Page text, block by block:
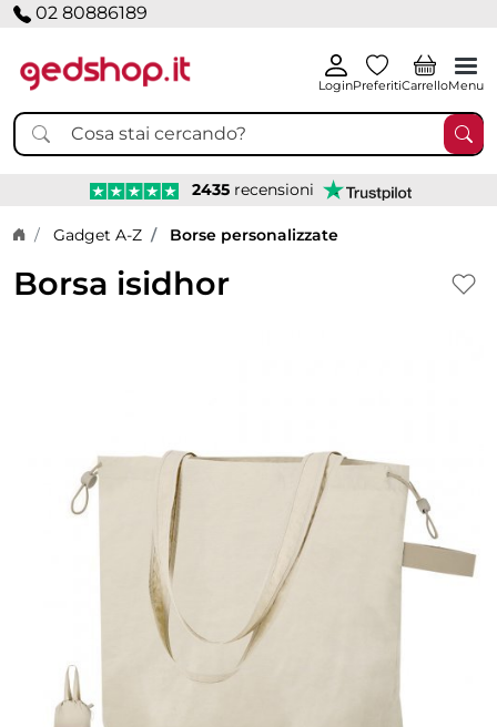
02 80886189
LoginPreferitiCarrelloMenu
2435 recensioni
Home page
Gadget A-Z Borse personalizzate
Borsa isidhor